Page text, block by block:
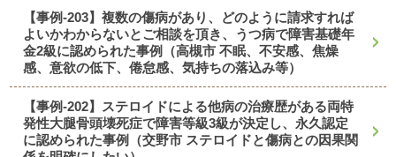
【事例-203】複数の傷病があり、どのように請求すれば
よいかわからないとご相談を頂き、うつ病で障害基礎年
金2級に認められた事例（高槻市 不眠、不安感、焦燥
感、意欲の低下、倦怠感、気持ちの落込み等）
【事例-202】ステロイドによる他病の治療歴がある両特
発性大腿骨頭壊死症で障害等級3級が決定し、永久認定
に認められた事例（交野市 ステロイドと傷病との因果関